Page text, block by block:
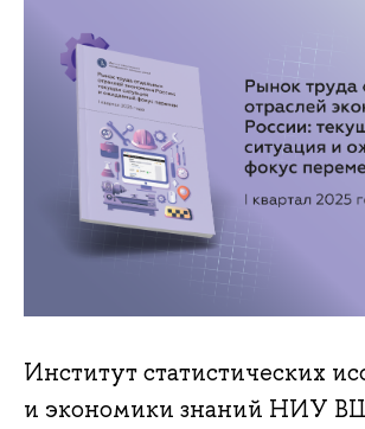
Институт статистических
и экономики знаний НИУ